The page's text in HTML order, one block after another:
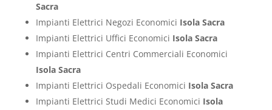
Sacra
Impianti Elettrici Negozi Economici Isola Sacra
Impianti Elettrici Uffici Economici Isola Sacra
Impianti Elettrici Centri Commerciali Economici
Isola Sacra
Impianti Elettrici Ospedali Economici Isola Sacra
Impianti Elettrici Studi Medici Economici Isola